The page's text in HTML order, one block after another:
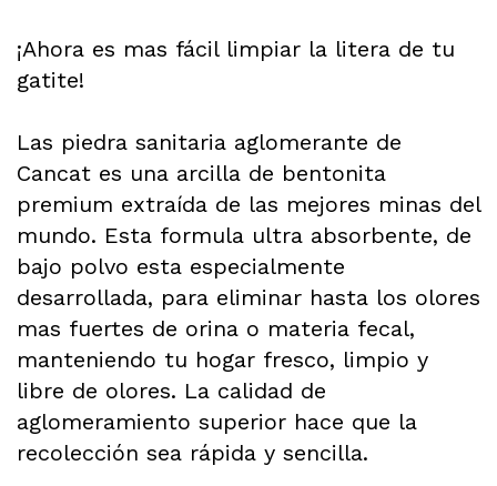
¡Ahora es mas fácil limpiar la litera de tu
gatite!
Las piedra sanitaria aglomerante de
Cancat es una arcilla de bentonita
premium extraída de las mejores minas del
mundo. Esta formula ultra absorbente, de
bajo polvo esta especialmente
desarrollada, para eliminar hasta los olores
mas fuertes de orina o materia fecal,
manteniendo tu hogar fresco, limpio y
libre de olores. La calidad de
aglomeramiento superior hace que la
recolección sea rápida y sencilla.